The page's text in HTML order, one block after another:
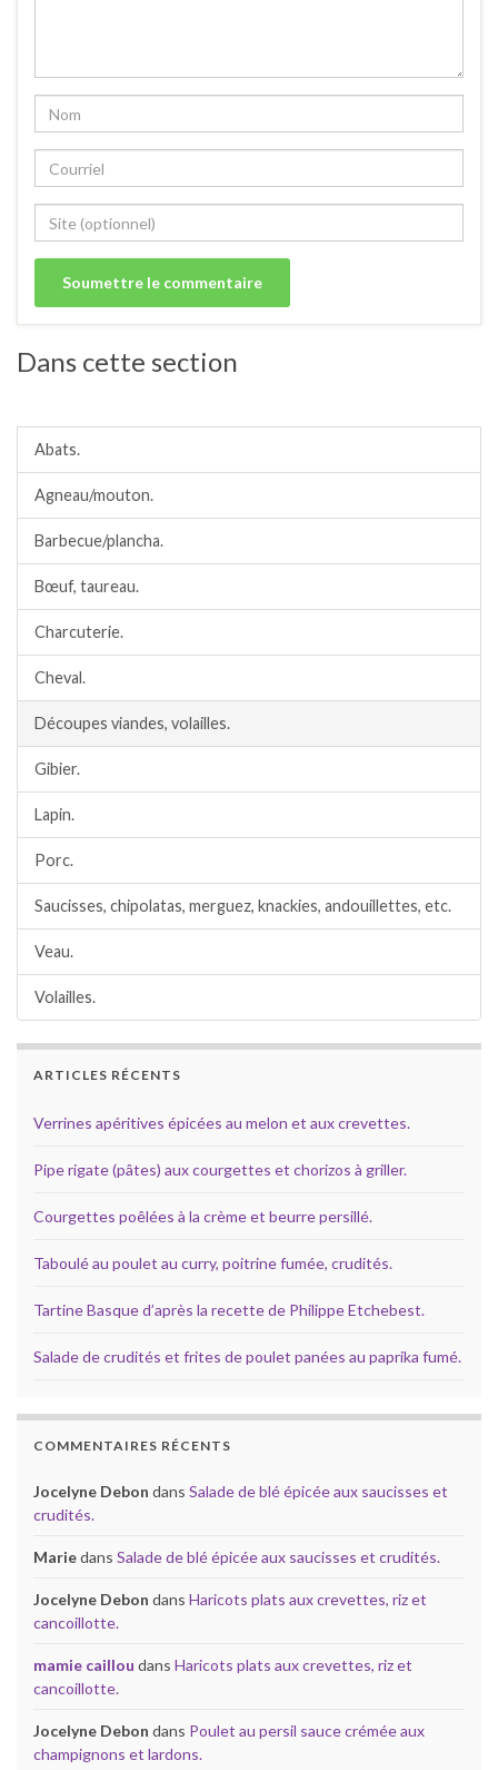
Dans cette section
Abats.
Agneau/mouton.
Barbecue/plancha.
Bœuf, taureau.
Charcuterie.
Cheval.
Découpes viandes, volailles.
Gibier.
Lapin.
Porc.
Saucisses, chipolatas, merguez, knackies, andouillettes, etc.
Veau.
Volailles.
ARTICLES RÉCENTS
Verrines apéritives épicées au melon et aux crevettes.
Pipe rigate (pâtes) aux courgettes et chorizos à griller.
Courgettes poêlées à la crème et beurre persillé.
Taboulé au poulet au curry, poitrine fumée, crudités.
Tartine Basque d’après la recette de Philippe Etchebest.
Salade de crudités et frites de poulet panées au paprika fumé.
COMMENTAIRES RÉCENTS
Jocelyne Debon dans Salade de blé épicée aux saucisses et
crudités.
Mariedans Salade de blé épicée aux saucisses et crudités.
Jocelyne Debon dans Haricots plats aux crevettes, riz et
cancoillotte.
mamie caillou dans Haricots plats aux crevettes, riz et
cancoillotte.
Jocelyne Debon dans Poulet au persil sauce crémée aux
champignons et lardons.